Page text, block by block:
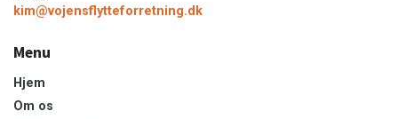
kim@vojensflytteforretning.dk
Menu
Hjem
Om os